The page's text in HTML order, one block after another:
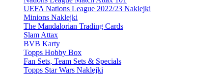
UEFA Nations League 2022/23 Naklejki
Minions Naklejki
The Mandalorian Trading Cards
Slam Attax
BVB Karty
Topps Hobby Box
Fan Sets, Team Sets & Specials
Topps Star Wars Naklejki